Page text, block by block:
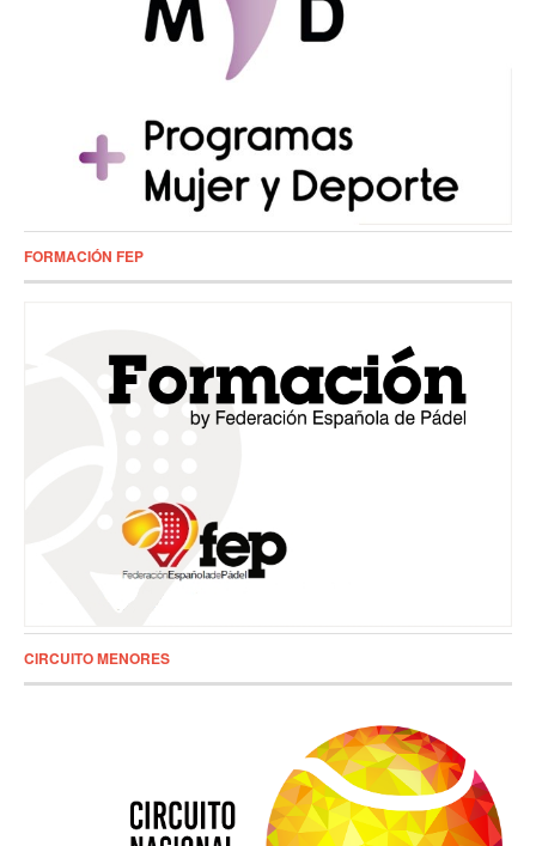
FORMACIÓN FEP
CIRCUITO MENORES